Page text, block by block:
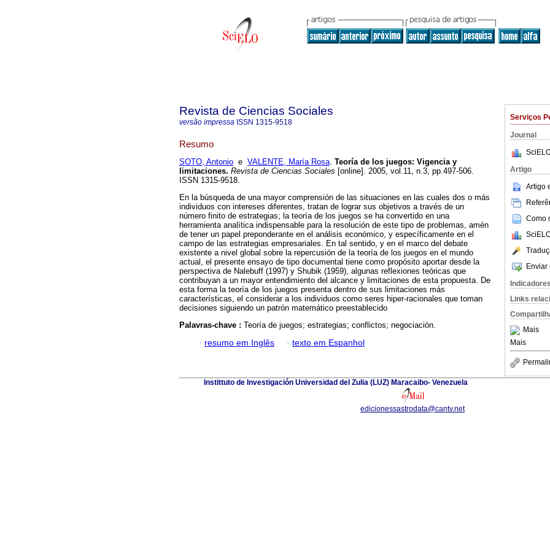
Serviços
Journal
Artigo
Artigo
Como
Enviar
Indicadores
Links
Mais
Mais
Revista de Ciencias Sociales
versão impressa ISSN 1315-9518
Resumo
SOTO, Antonio e VALENTE, María Rosa. Teoría de los juegos: Vigencia y
limitaciones. Revista de Ciencias Sociales [online]. 2005, vol.11, n.3, pp.497-506.
ISSN 1315-9518.
En la búsqueda de una mayor comprensión de las situaciones en las cuales dos o más
individuos con intereses diferentes, tratan de lograr sus objetivos a través de un
número finito de estrategias; la teoría de los juegos se ha convertido en una
herramienta analítica indispensable para la resolución de este tipo de problemas, amén
de tener un papel preponderante en el análisis económico, y específicamente en el
campo de las estrategias empresariales. En tal sentido, y en el marco del debate
existente a nivel global sobre la repercusión de la teoría de los juegos en el mundo
actual, el presente ensayo de tipo documental tiene como propósito aportar desde la
perspectiva de Nalebuff (1997) y Shubik (1959), algunas reflexiones teóricas que
contribuyan a un mayor entendimiento del alcance y limitaciones de esta propuesta. De
esta forma la teoría de los juegos presenta dentro de sus limitaciones más
características, el considerar a los individuos como seres hiper-racionales que toman
decisiones siguiendo un patrón matemático preestablecido
Palavras-chave : Teoría de juegos; estrategias; conflictos; negociación.
· resumo em Inglês · texto em Espanhol
Instittuto de Investigación Universidad del Zulia (LUZ) Maracaibo- Venezuela
edicionessastrodata@cantv.net